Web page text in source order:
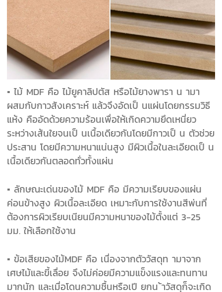
▪ ไม้ MDF คือ ไม้ยูคาลิปตัส หรือไม้ยางพารา น ามา
ผสมกับกาวสังเคราะห์ แล้วจึงอัดเป็ นแผ่นโดยกรรมวิธี
แห้ง คืออัดด้วยความร้อนเพื่อให้เกิดความยึดเหนี่ยว
ระหว่างเส้นใยจนเป็ นเนื้อเดียวกันโดยมีกาวเป็ น ตัวช่วย
ประสาน โดยมีความหนาแน่นสูง มีผิวเนื้อในละเอียดเป็ น
เนื้อเดียวกันตลอดทั่วทั้งแผ่น
▪ ลักษณะเด่นของไม้ MDF คือ มีความเรียบของแผ่น
ค่อนข้างสูง ผิวเนื้อละเอียด เหมาะกับการใช้งานสีพ่นที่
ต้องการผิวเรียบเนียนมีความหนาของไม้ตั้งแต่ 3-25
มม. ให้เลือกใช้งาน
▪ ข้อเสียของไม้MDF คือ เนื่องจากตัววัสดุท ามาจาก
เศษไม้และขี้เลื่อย จึงไม่ค่อยมีความแข็งแรงและทนทาน
มากนัก และเมื่อโดนความชื้นหรือเปี ยกน ้าวัสดุก็จะเกิด